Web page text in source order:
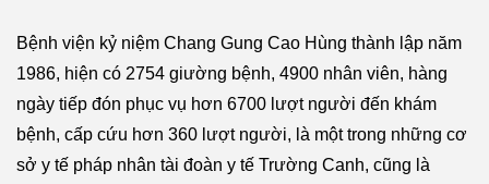
Bệnh viện kỷ niệm Chang Gung Cao Hùng thành lập năm
1986, hiện có 2754 giường bệnh, 4900 nhân viên, hàng
ngày tiếp đón phục vụ hơn 6700 lượt người đến khám
bệnh, cấp cứu hơn 360 lượt người, là một trong những cơ
sở y tế pháp nhân tài đoàn y tế Trường Canh, cũng là